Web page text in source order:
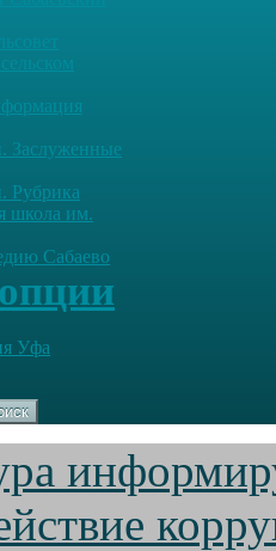
Заслуженные
Рубрика
школа им.
Сабаево
Уфа